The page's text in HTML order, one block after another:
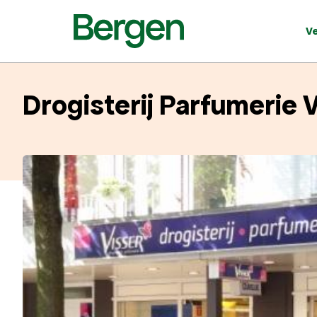
Drogisterij Parfumerie